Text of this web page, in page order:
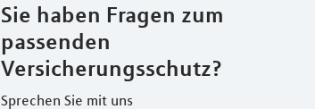
Sie haben Fragen zum
passenden
Versicherungsschutz?
Sprechen Sie mit uns